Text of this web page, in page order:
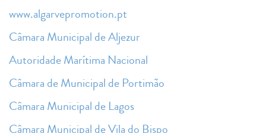
www.algarvepromotion.pt
Câmara Municipal de Aljezur
Autoridade Marítima Nacional
Câmara de Municipal de Portimão
Câmara Municipal de Lagos
Câmara Municipal de Vila do Bispo